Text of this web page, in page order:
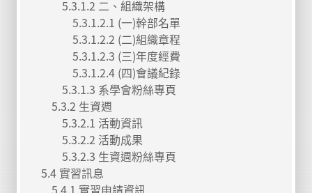
5.3.1.2 二、組織架構
5.3.1.2.1 (一)幹部名單
5.3.1.2.2 (二)組織章程
5.3.1.2.3 (三)年度經費
5.3.1.2.4 (四)會議紀錄
5.3.1.3 系學會粉絲專頁
5.3.2 生資週
5.3.2.1 活動資訊
5.3.2.2 活動成果
5.3.2.3 生資週粉絲專頁
5.4 實習訊息
5.4.1 實習申請資訊